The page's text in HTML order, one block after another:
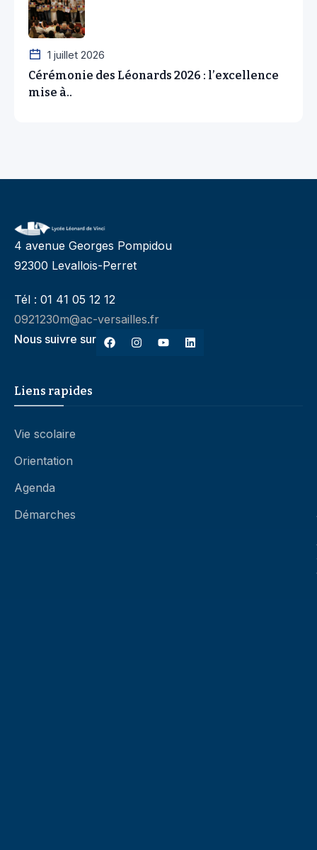
1 juillet 2026
Cérémonie des Léonards 2026 : l’excellence
mise à..
4 avenue Georges Pompidou
92300 Levallois-Perret
Tél : 01 41 05 12 12
0921230m@ac-versailles.fr
Nous suivre sur
Liens rapides
Vie scolaire
Orientation
Agenda
Démarches